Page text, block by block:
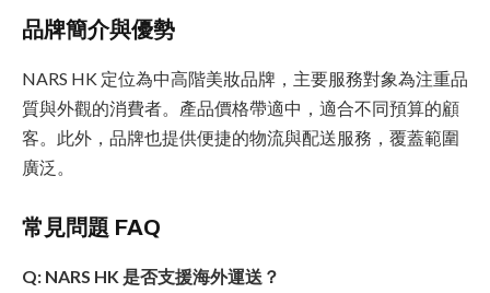
品牌簡介與優勢
NARS HK 定位為中高階美妝品牌，主要服務對象為注重品
質與外觀的消費者。產品價格帶適中，適合不同預算的顧
客。此外，品牌也提供便捷的物流與配送服務，覆蓋範圍
廣泛。
常見問題 FAQ
Q: NARS HK 是否支援海外運送？